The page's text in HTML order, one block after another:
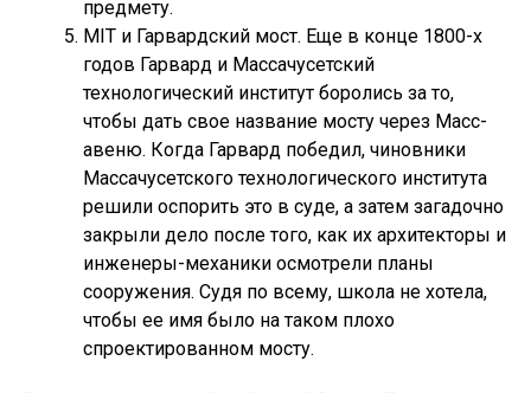
предмету.
MIT и Гарвардский мост. Еще в конце 1800-х
годов Гарвард и Массачусетский
технологический институт боролись за то,
чтобы дать свое название мосту через Масс-
авеню. Когда Гарвард победил, чиновники
Массачусетского технологического института
решили оспорить это в суде, а затем загадочно
закрыли дело после того, как их архитекторы и
инженеры-механики осмотрели планы
сооружения. Судя по всему, школа не хотела,
чтобы ее имя было на таком плохо
спроектированном мосту.